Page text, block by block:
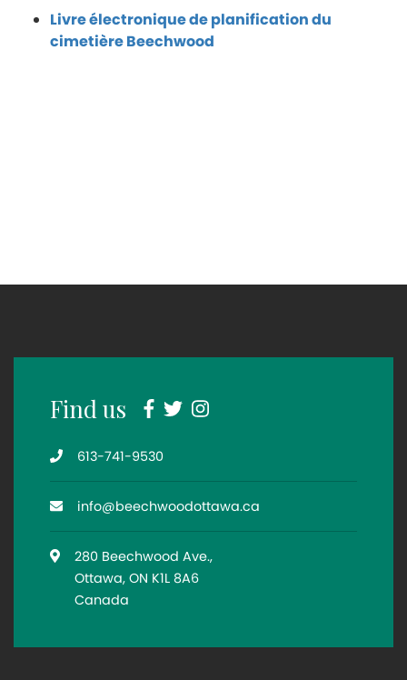
Livre électronique de planification du
cimetière Beechwood
Find us Facebook
TwitterInstagram
Telephone
613-741-9530
Email
info@beechwoodottawa.ca
Location
280 Beechwood Ave.,
Ottawa, ON K1L 8A6
Canada